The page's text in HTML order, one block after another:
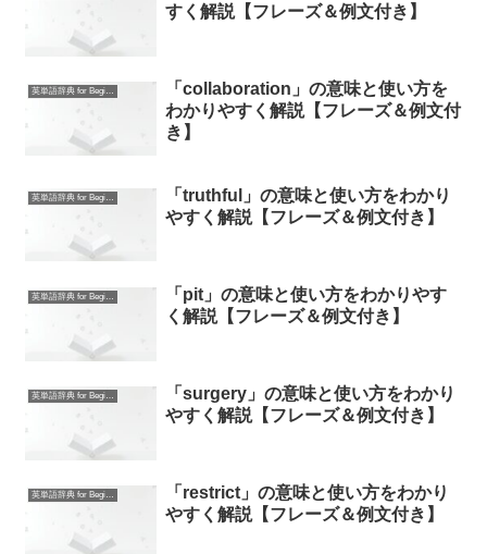
すく解説【フレーズ＆例文付き】
英単語辞典 for Beginners
「collaboration」の意味と使い方を
わかりやすく解説【フレーズ＆例文付
き】
英単語辞典 for Beginners
「truthful」の意味と使い方をわかり
やすく解説【フレーズ＆例文付き】
英単語辞典 for Beginners
「pit」の意味と使い方をわかりやす
く解説【フレーズ＆例文付き】
英単語辞典 for Beginners
「surgery」の意味と使い方をわかり
やすく解説【フレーズ＆例文付き】
英単語辞典 for Beginners
「restrict」の意味と使い方をわかり
やすく解説【フレーズ＆例文付き】